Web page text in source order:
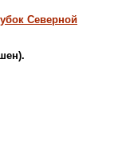
Северной